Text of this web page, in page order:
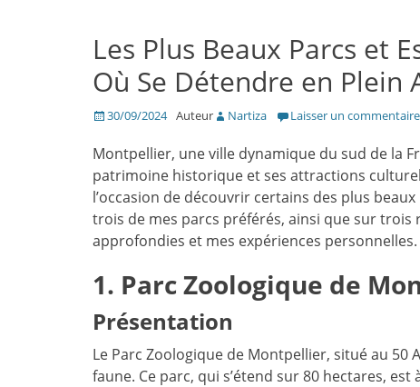
Les Plus Beaux Parcs et
Où Se Détendre en Plein
Posté30/09/2024 Auteur Nartiza Laisser un commentaire
Montpellier, une ville dynamique du sud de la
patrimoine historique et ses attractions
l’occasion de découvrir certains des plus
trois de mes parcs préférés, ainsi que sur
approfondies et mes expériences personnelles.
1. Parc Zoologique de
Présentation
Le Parc Zoologique de Montpellier, situé au
faune. Ce parc, qui s’étend sur 80 hectares,